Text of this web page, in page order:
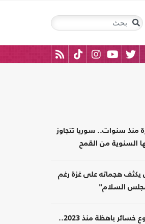
منذ سنوات.. سوريا تتجاوز
السنوية من القمح
يكثف هجماته على غزة رغم
السلام"
بعد وقوع خسائر باهظة منذ 2023..